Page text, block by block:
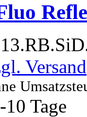
Versand
Tage